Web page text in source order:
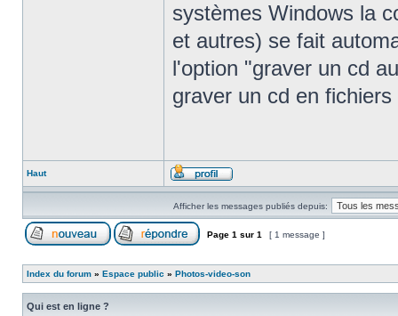
systèmes Windows la
et autres) se fait
l'option "graver un cd
graver un cd en
Haut
Afficher les messages publiés depuis:
Page 1 sur 1 [ 1 message ]
Index du forum » Espace public » Photos-video-son
Qui est en ligne ?